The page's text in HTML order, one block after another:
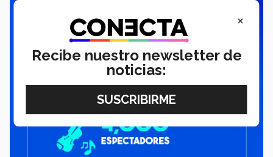
×
Recibe nuestro newsletter de
noticias: